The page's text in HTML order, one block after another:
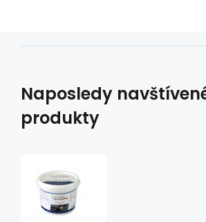
Naposledy
produkty